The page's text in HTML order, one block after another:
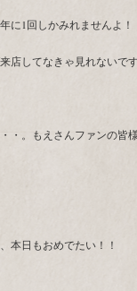
に1回しかみれませんよ！
店してなきゃ見れないで
・。もえさんファンの皆
本日もおめでたい！！